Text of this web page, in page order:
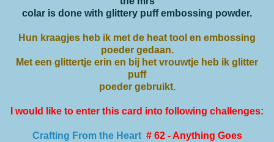
colar is done with glittery puff embossing powder.
Hun kraagjes heb ik met de heat tool en embossing
poeder gedaan.
Met een glittertje erin en bij het vrouwtje heb ik glitter
puff
poeder gebruikt.
I would like to enter this card into following challenges:
Crafting From the Heart# 62 - Anything Goes